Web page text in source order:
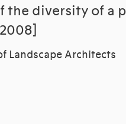
the diversity of a
Landscape Architects